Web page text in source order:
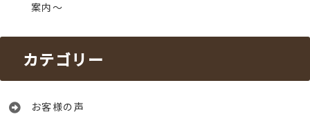
案内～
カテゴリー
お客様の声